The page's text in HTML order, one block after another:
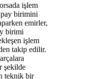
işlem
birimini
emirler,
birimi
işlem
takip edilir.
şekilde
teknik bir